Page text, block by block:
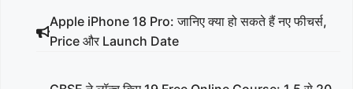
Apple iPhone 18 Pro: जानिए क्या हो सकते हैं नए फीचर्स,
Price और Launch Date